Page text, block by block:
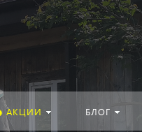
Искать:везде
АКЦИИ БЛОГ